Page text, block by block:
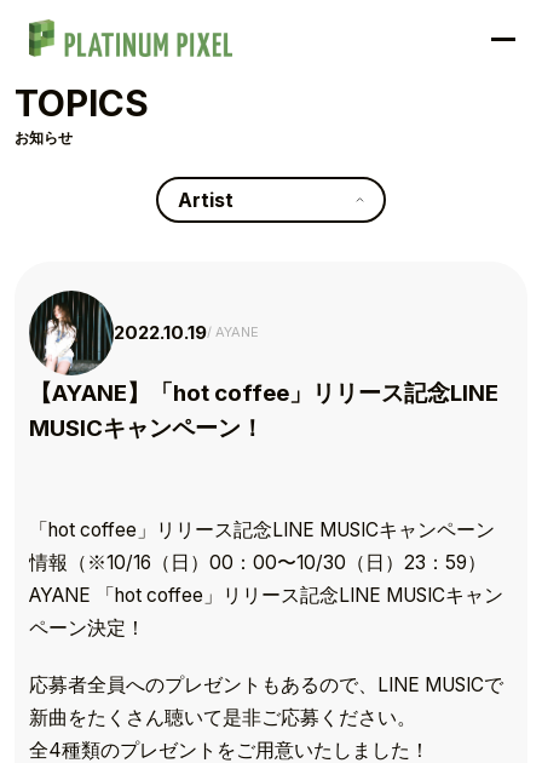
TOPICS
お知らせ
Artist
2022.10.19 AYANE
【AYANE】「hot coffee」リリース記念LINE
MUSICキャンペーン！
「hot coffee」リリース記念LINE MUSICキャンペーン
情報（※10/16（日）00：00〜10/30（日）23：59）
AYANE 「hot coffee」リリース記念LINE MUSICキャン
ペーン決定！
応募者全員へのプレゼントもあるので、LINE MUSICで
新曲をたくさん聴いて是非ご応募ください。
全4種類のプレゼントをご用意いたしました！